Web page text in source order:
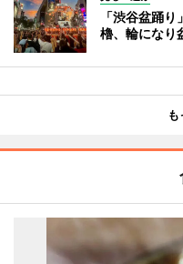
「渋谷盆踊
櫓、輪になり
も